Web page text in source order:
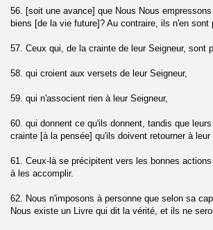
56. [soit une avance] que Nous Nous
biens [de la vie future]? Au contraire, ils n'en sont
57. Ceux qui, de la crainte de leur Seigneur, sont
58. qui croient aux versets de leur Seigneur,
59. qui n'associent rien à leur Seigneur,
60. qui donnent ce qu'ils donnent, tandis que
crainte [à la pensée] qu'ils doivent retourner à leur
61. Ceux-là se précipitent vers les bonnes
à les accomplir.
62. Nous n'imposons à personne que selon sa
Nous existe un Livre qui dit la vérité, et ils ne
(Al- Maarij)